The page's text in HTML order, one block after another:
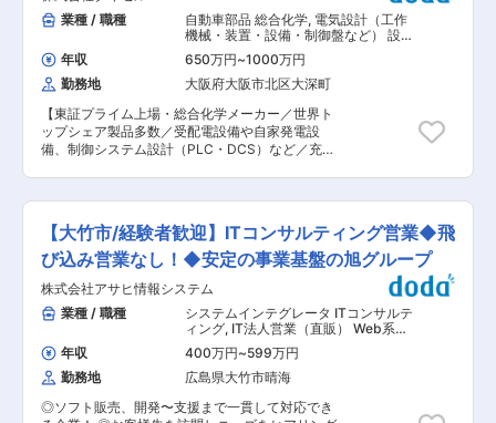
50歳 部長クラス 年収1,103万円 月収62.5万円(配
偶者扶養 子供2人) ※22歳で新卒入社した際のモデ
億円を超える「ダイセル」100％出資の物流会社
です。創業70年を超える、安定企業です。危険物
輸送・危険物保管のノウハウに長けており、危険
物専用タンクローリーだけで65台以上の保有台数
を誇ります。 人事評価制度は目標管理制度
（MBO）を導入し、上長と目標を設定、達成度を
日、有給消化率約7割、育児／介護／私傷病休暇
制度など環境が整っています。 変更の範囲：会社
プラント機械設備の老朽化更新の計画、実行 ・既
存プラントの改造、更新、撤去 ・機器、配管設備
の性能、仕様、構造設計や選定 ・工事依頼仕様
書、製作依頼仕様書、施工要領書の作成 ・見積書
の内容評価、金額査定 ・工事計画立案と実行（工
事の安全、品質、コスト、工程管理） ・工事の施
工管理、検収、試運転 ■組織構成： 経験者採用
メンバーも活躍しており、中途入社でも勤務しや
すい雰囲気の職場です。工場の生産を支えるやり
がいのある仕事です。 ■働き方/福利厚生： ・年
賃補助、持株会など福利厚生も充実しており、従
業員の働き方を第一に考えております。 ■家賃補
助制度について： 通勤可能な範囲に住居がない方
については、家賃補助のサポートがあります。家
賃補助については、家賃の会社負担最大75,000
円／月（※適用条件あり）転居費用の初期費用補
セルロース化学、有機合成化学、高分子化学、化
学工学をコア技術に化学の枠を超えてさまざまな
分野でグローバルに事業を展開する総合化学メー
カーです。酢酸セルロース、キラルカラム・キラ
業種 / 職種
自動車部品 総合化学, 電気設計（工作
機械・装置・設備・制御盤など） 設計
（電気・計装）
年収 650万円~1000万円
勤務地
大阪府大阪市北区大深町
【東証プライム上場・総合化学メーカー／世界ト
ップシェア製品多数／受配電設備や自家発電設
備、制御システム設計（PLC・DCS）など／充実
ップシェアを誇る、100年以上続く総合化学メー
カーです。大竹工場にて、自社化学プラントに関
わる電気・計装設備のエンジニアリング及びその
保守運用、制御システムのエンジニアリング、保
守管理をお任せします。 ＜具体的には…＞ ・受配
電設備設計、自家発電設備設計 ・電気計装工事設
計/管理/検収、試運転 ・制御システム（ＤＣＳ、
ＰＬＣ）設計 ・プロセス制御ロジック/インター
ロック設計 ・自動化設計、操作監視機能設計、機
能検査 ・工事に関する仕様書の作成、見積依頼書
の作成、見積書の内容評価、金額査定業務 ・工事
に関する安全、品質、納期、コストの管理業務 ■
組織構成： 経験者採用メンバーも活躍しており、
【大竹市/経験者歓迎】ITコンサルティング営業◆飛
び込み営業なし！◆安定の事業基盤の旭グループ
株式会社アサヒ情報システム
業種 / 職種
システムインテグレータ ITコンサルテ
ィング, IT法人営業（直販） Web系ソ
リューション営業
年収 400万円~599万円
勤務地
広島県大竹市晴海
◎ソフト販売、開発〜支援まで一貫して対応でき